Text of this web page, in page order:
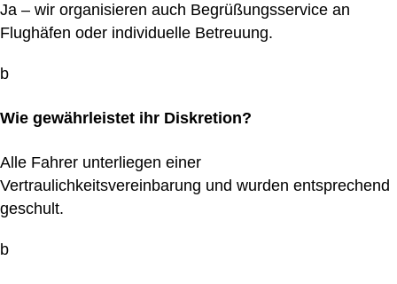
Ja – wir organisieren auch Begrüßungsservice an
Flughäfen oder individuelle Betreuung.
b
Wie gewährleistet ihr Diskretion?
Alle Fahrer unterliegen einer
Vertraulichkeitsvereinbarung und wurden entsprechend
geschult.
b